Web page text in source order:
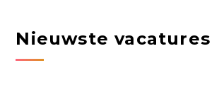
Nieuwste vacatures